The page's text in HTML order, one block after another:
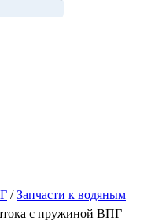
/Запчасти к водяным
с пружиной ВПГ